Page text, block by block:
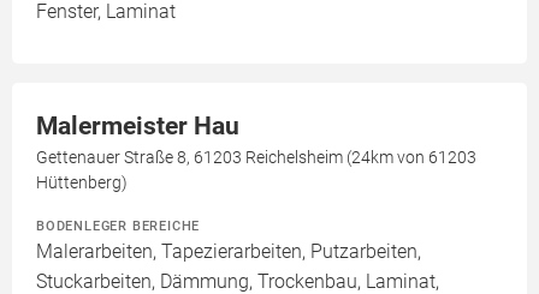
Fenster, Laminat
Malermeister Hau
Gettenauer Straße 8, 61203 Reichelsheim (24km von 61203
Hüttenberg)
BODENLEGER BEREICHE
Malerarbeiten, Tapezierarbeiten, Putzarbeiten,
Stuckarbeiten, Dämmung, Trockenbau, Laminat,